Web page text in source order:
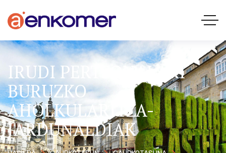
IRUDI PERTSONALARI
BURUZKO
AHOLKULARITZA-
JARDUNALDIAK